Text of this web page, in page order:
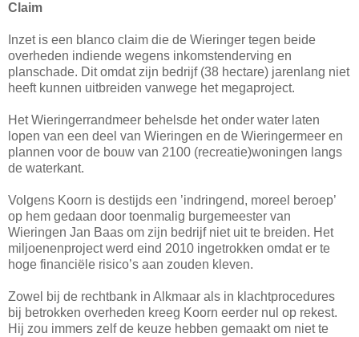
Claim
Inzet is een blanco claim die de Wieringer tegen beide
overheden indiende wegens inkomstenderving en
planschade. Dit omdat zijn bedrijf (38 hectare) jarenlang niet
heeft kunnen uitbreiden vanwege het megaproject.
Het Wieringerrandmeer behelsde het onder water laten
lopen van een deel van Wieringen en de Wieringermeer en
plannen voor de bouw van 2100 (recreatie)woningen langs
de waterkant.
Volgens Koorn is destijds een ’indringend, moreel beroep’
op hem gedaan door toenmalig burgemeester van
Wieringen Jan Baas om zijn bedrijf niet uit te breiden. Het
miljoenenproject werd eind 2010 ingetrokken omdat er te
hoge financiële risico’s aan zouden kleven.
Zowel bij de rechtbank in Alkmaar als in klachtprocedures
bij betrokken overheden kreeg Koorn eerder nul op rekest.
Hij zou immers zelf de keuze hebben gemaakt om niet te